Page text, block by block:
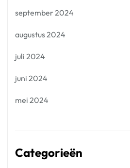
september 2024
augustus 2024
juli 2024
juni 2024
mei 2024
Categorieën